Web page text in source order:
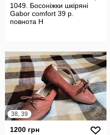
1049. Босоніжки шкіряні
Gabor comfort 39 р.
повнота Н
38, 39
1200 грн